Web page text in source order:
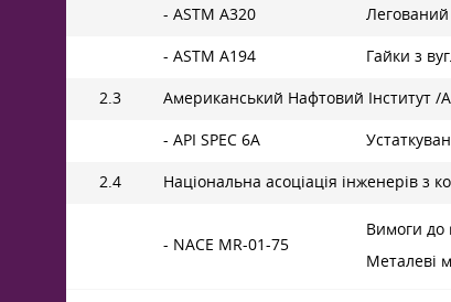
- ASTM A320 Легований
- ASTM A194 Гайки з
2.3 Американський Нафтовий Інститут /
- API SPEC 6A
2.4 Національна асоціація інженерів з
- NACE MR-01-75
Вимоги до
Металеві